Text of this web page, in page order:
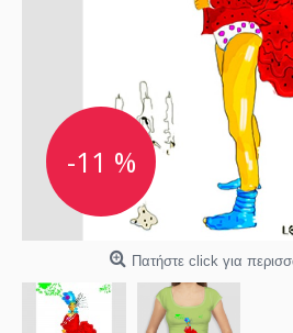
-11 %
Πατήστε click για